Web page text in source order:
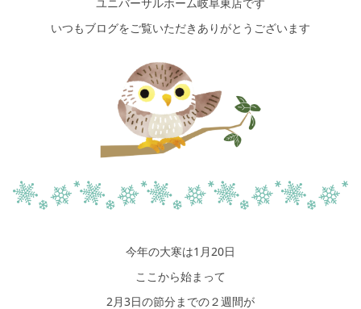
建築実例
検索・見学予約
ション
いつもブログをご覧いただきありがとうございます
今年の大寒は1月20日
ここから始まって
2月3日の節分までの２週間が